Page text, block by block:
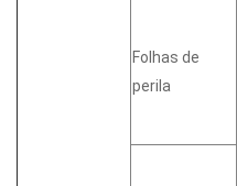
Folhas de
perila